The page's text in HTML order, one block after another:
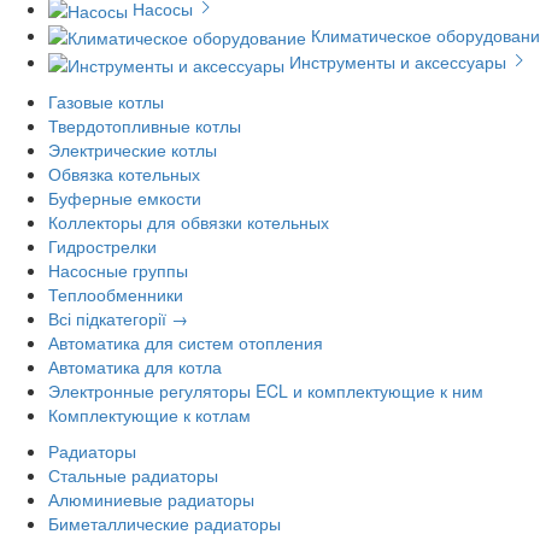
Насосы
Климатическое
Инструменты и аксессуары
Газовые котлы
Твердотопливные котлы
Электрические котлы
Обвязка котельных
Буферные емкости
Коллекторы для обвязки котельных
Гидрострелки
Насосные группы
Теплообменники
Всі підкатегорії →
Автоматика для систем отопления
Автоматика для котла
Электронные регуляторы ECL и комплектующие к ним
Комплектующие к котлам
Радиаторы
Стальные радиаторы
Алюминиевые радиаторы
Биметаллические радиаторы